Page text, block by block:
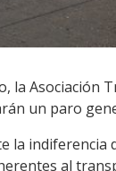
la Asociación
un paro
la
al